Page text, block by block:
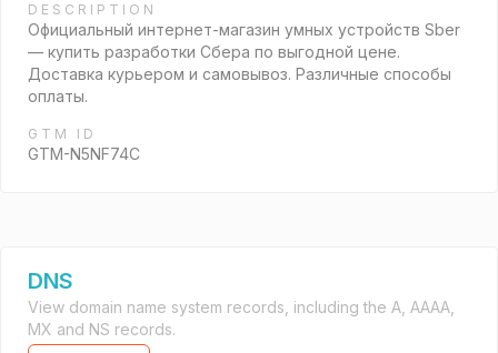
DESCRIPTION
Официальный интернет-магазин умных устройств Sber
— купить разработки Сбера по выгодной цене.
Доставка курьером и самовывоз. Различные способы
оплаты.
GTM ID
GTM-N5NF74C
DNS
View domain name system records, including the A, AAAA,
MX and NS records.